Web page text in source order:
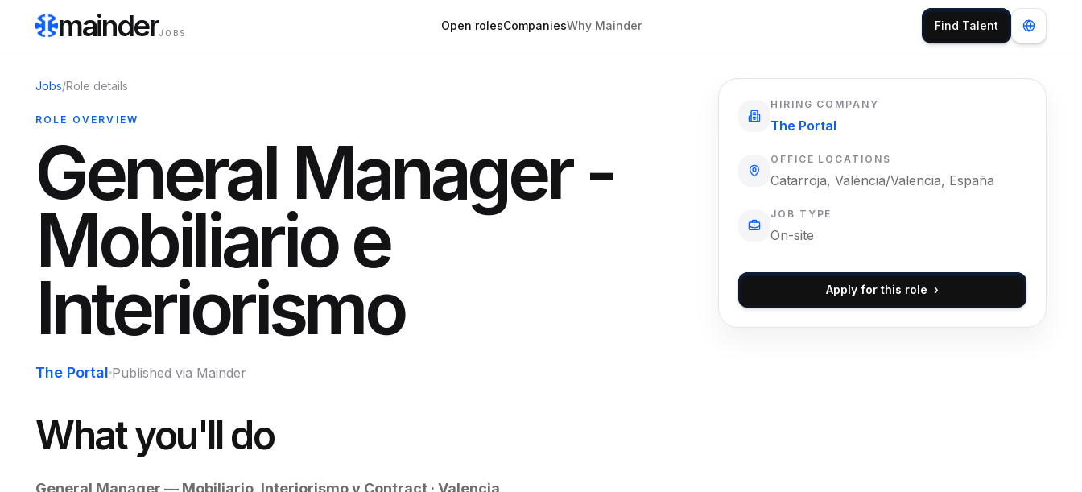
mainderJOBS
Open rolesCompaniesWhy Mainder Find Talent
Jobs/Role details
ROLE OVERVIEW
General Manager -
Mobiliario e
Interiorismo
The Portal Published via Mainder
What you'll do
General Manager — Mobiliario, Interiorismo y Contract · Valencia
HIRING COMPANY
The Portal
OFFICE LOCATIONS
Catarroja, València/Valencia, España
JOB TYPE
On-site
Apply for this role ›